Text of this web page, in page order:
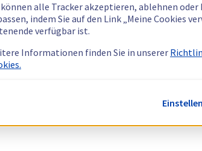
können alle Tracker akzeptieren, ablehnen
indem Sie auf den Link „Meine Cookies
verfügbar ist.
Informationen finden Sie in unserer
Einstellen